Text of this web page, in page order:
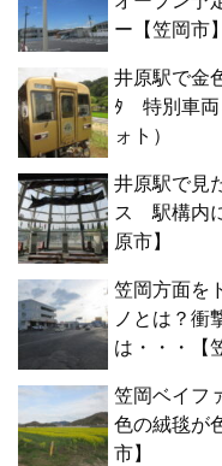
ー【笠岡市】
井原駅で金
ﾀ 特別車両
ォト）
井原駅で見
ス 駅構内
原市】
笠岡方面を
ノとは？衝
は・・・【
笠岡ベイフ
色の絨毯が
市】